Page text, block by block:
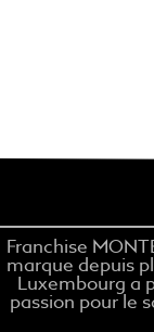
Franchise
marque depuis
Luxembourg a
passion pour le